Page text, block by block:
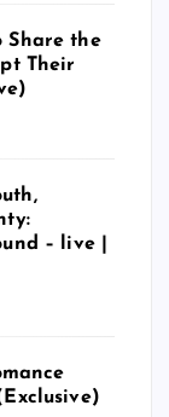
Share the
Their
– live |